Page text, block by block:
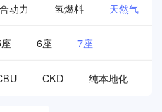
动力 氢燃料 天然气
6座 7座
CKD 纯本地化